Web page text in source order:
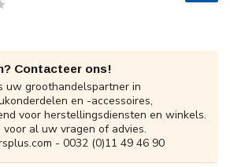
Contacteer ons!
uw groothandelspartner in
en -accessoires,
voor herstellingsdiensten en winkels.
voor al uw vragen of advies.
- 0032 (0)11 49 46 90